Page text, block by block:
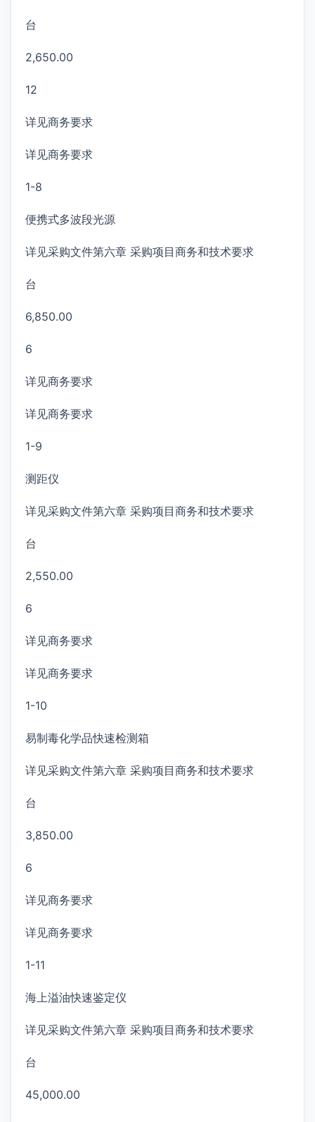
台
2,650.00
12
详见商务要求
详见商务要求
1-8
便携式多波段光源
详见采购文件第六章 采购项目商务和技术要求
台
6,850.00
6
详见商务要求
详见商务要求
1-9
测距仪
详见采购文件第六章 采购项目商务和技术要求
台
2,550.00
6
详见商务要求
详见商务要求
1-10
易制毒化学品快速检测箱
详见采购文件第六章 采购项目商务和技术要求
台
3,850.00
6
详见商务要求
详见商务要求
1-11
海上溢油快速鉴定仪
详见采购文件第六章 采购项目商务和技术要求
台
45,000.00